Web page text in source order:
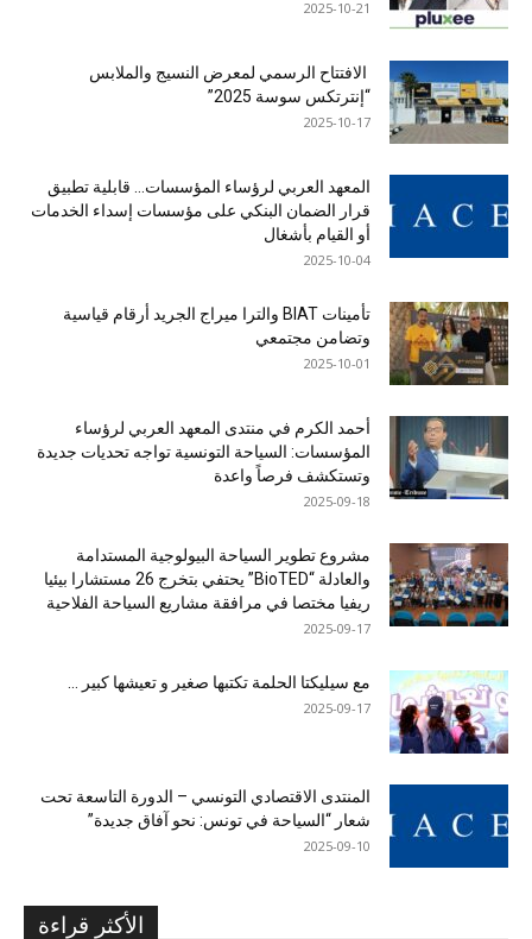
2025-10-21
الافتتاح الرسمي لمعرض النسيج والملابس
“إنترتكس سوسة 2025”
2025-10-17
المعهد العربي لرؤساء المؤسسات… قابلية تطبيق
قرار الضمان البنكي على مؤسسات إسداء الخدمات
أو القيام بأشغال
2025-10-04
تأمينات BIAT والترا ميراج الجريد أرقام قياسية
وتضامن مجتمعي
2025-10-01
أحمد الكرم في منتدى المعهد العربي لرؤساء
المؤسسات: السياحة التونسية تواجه تحديات جديدة
وتستكشف فرصاً واعدة
2025-09-18
مشروع تطوير السياحة البيولوجية المستدامة
والعادلة “BioTED” يحتفي بتخرج 26 مستشارا بيئيا
ريفيا مختصا في مرافقة مشاريع السياحة الفلاحية
2025-09-17
مع سيليكتا الحلمة تكتبها صغير و تعيشها كبير …
2025-09-17
المنتدى الاقتصادي التونسي – الدورة التاسعة تحت
شعار “السياحة في تونس: نحو آفاق جديدة”
2025-09-10
الأكثر قراءة